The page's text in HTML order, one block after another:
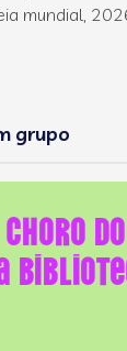
mundial,
grupo
do